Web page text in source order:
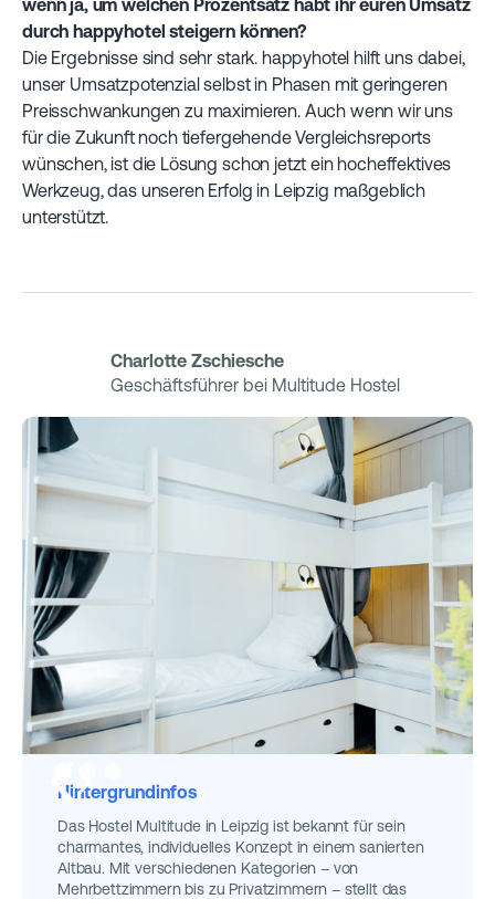
wenn ja, um welchen Prozentsatz habt ihr euren Umsatz
durch happyhotel steigern können?
Die Ergebnisse sind sehr stark. happyhotel hilft uns dabei,
unser Umsatzpotenzial selbst in Phasen mit geringeren
Preisschwankungen zu maximieren. Auch wenn wir uns
für die Zukunft noch tiefergehende Vergleichsreports
wünschen, ist die Lösung schon jetzt ein hocheffektives
Werkzeug, das unseren Erfolg in Leipzig maßgeblich
unterstützt.
Charlotte Zschiesche
Geschäftsführer bei Multitude Hostel
Hintergrundinfos
Das Hostel Multitude in Leipzig ist bekannt für sein
charmantes, individuelles Konzept in einem sanierten
Altbau. Mit verschiedenen Kategorien – von
Mehrbettzimmern bis zu Privatzimmern – stellt das